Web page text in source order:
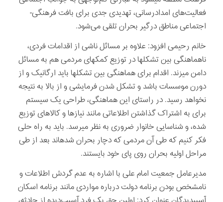
فعالیت‌های امدادرسانی، تهدیدی جدی برای بافت فرهنگی-
اجتماعی مناطق درگیر بحران تلقی می‌شود.
خانم رحیمی افزود: علاوه بر مسائل ناشی از اقدامات فردی،
ناهماهنگی بین تشکلها در توزیع کمکهای مردمی هم به مسائل
دامن می­زند. اقدام برای هماهنگی بین تشکلها باید ارگانیک و از
دورن موسسات باشد و تشکل شدن فرمایشی و از بالا به نتیجه
نخواهد رسید. در راستای این هماهنگی، طراحی یک سیستم
برای به اشتراک گذاشتن اطلاعاتی مانند نیازها و کالاهای توزیع
شده، و شناسایی خانوار ضروری به نظر می­رسد. باید به راه حلی
فکر کنیم که طی آن مردمی که دچار بحران شده­اند بعد از طی
مراحل اولیه بحران روی پای خود بایستند.
مدیرعامل جمعیت امام علی با اشاره به عدم گردش اطلاعات و
نامشخص بودن برنامه دولت درباره مواردی مانند برنامه اسکان